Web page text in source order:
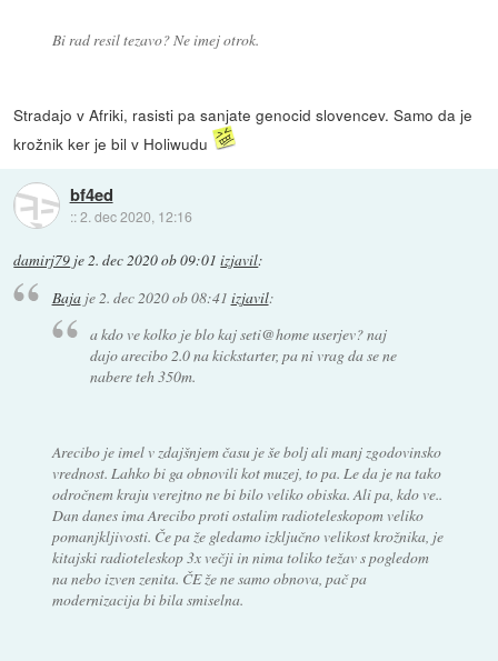
Bi rad resil tezavo? Ne imej otrok.
Stradajo v Afriki, rasisti pa sanjate genocid slovencev. Samo da je
krožnik ker je bil v Holiwudu
bf4ed
::2. dec 2020, 12:16
damirj79 je2. dec 2020 ob 09:01 izjavil:
Bajaje2. dec 2020 ob 08:41 izjavil:
a kdo ve kolko je blo kaj seti@home userjev? naj
dajo arecibo 2.0 na kickstarter, pa ni vrag da se ne
nabere teh 350m.
Arecibo je imel v zdajšnjem času je še bolj ali manj zgodovinsko
vrednost. Lahko bi ga obnovili kot muzej, to pa. Le da je na tako
odročnem kraju verejtno ne bi bilo veliko obiska. Ali pa, kdo ve..
Dan danes ima Arecibo proti ostalim radioteleskopom veliko
pomanjkljivosti. Če pa že gledamo izključno velikost krožnika, je
kitajski radioteleskop 3x večji in nima toliko težav s pogledom
na nebo izven zenita. ČE že ne samo obnova, pač pa
modernizacija bi bila smiselna.